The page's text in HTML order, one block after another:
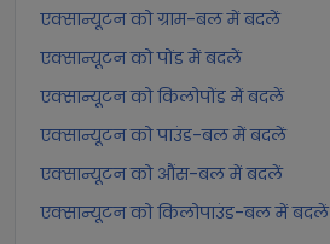
एक्सान्यूटन को ग्राम-बल में बदलें
एक्सान्यूटन को पोंड में बदलें
एक्सान्यूटन को किलोपोंड में बदलें
एक्सान्यूटन को पाउंड-बल में बदलें
एक्सान्यूटन को औंस-बल में बदलें
एक्सान्यूटन को किलोपाउंड-बल में बदलें